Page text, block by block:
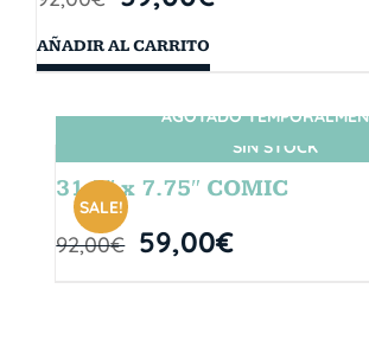
AÑADIR AL CARRITO
SIN STOCK
SALE!
AGOTADO
31.5″ x 7.75″ COMIC
92,00€ 59,00€